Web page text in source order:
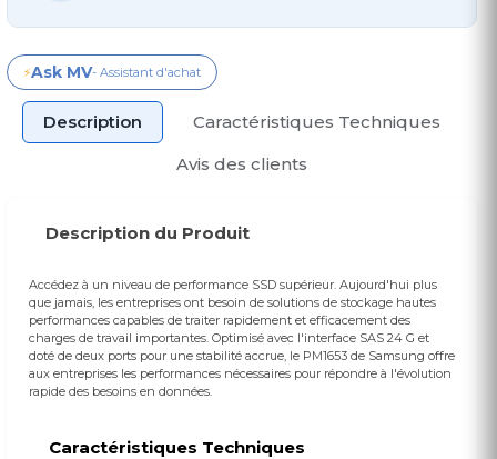
⚡Ask MV- Assistant d'achat
Description
Caractéristiques Techniques
Avis des clients
Description du Produit
Accédez à un niveau de performance SSD supérieur. Aujourd'hui plus
que jamais, les entreprises ont besoin de solutions de stockage hautes
performances capables de traiter rapidement et efficacement des
charges de travail importantes. Optimisé avec l'interface SAS 24 G et
doté de deux ports pour une stabilité accrue, le PM1653 de Samsung offre
aux entreprises les performances nécessaires pour répondre à l'évolution
rapide des besoins en données.
Caractéristiques Techniques